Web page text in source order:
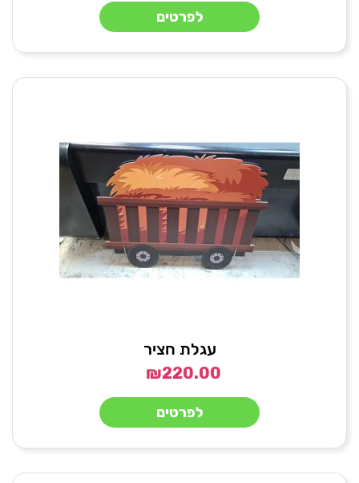
לפרטים
עגלת חציר
₪220.00
לפרטים